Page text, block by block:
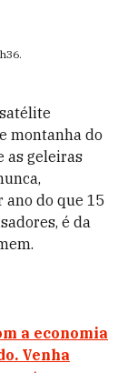
.
montanha do
as geleiras
ano do que 15
é da
a economia
Venha